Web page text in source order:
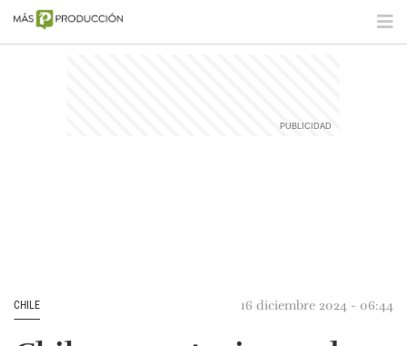
CHILE 16 diciembre 2024 - 06:44